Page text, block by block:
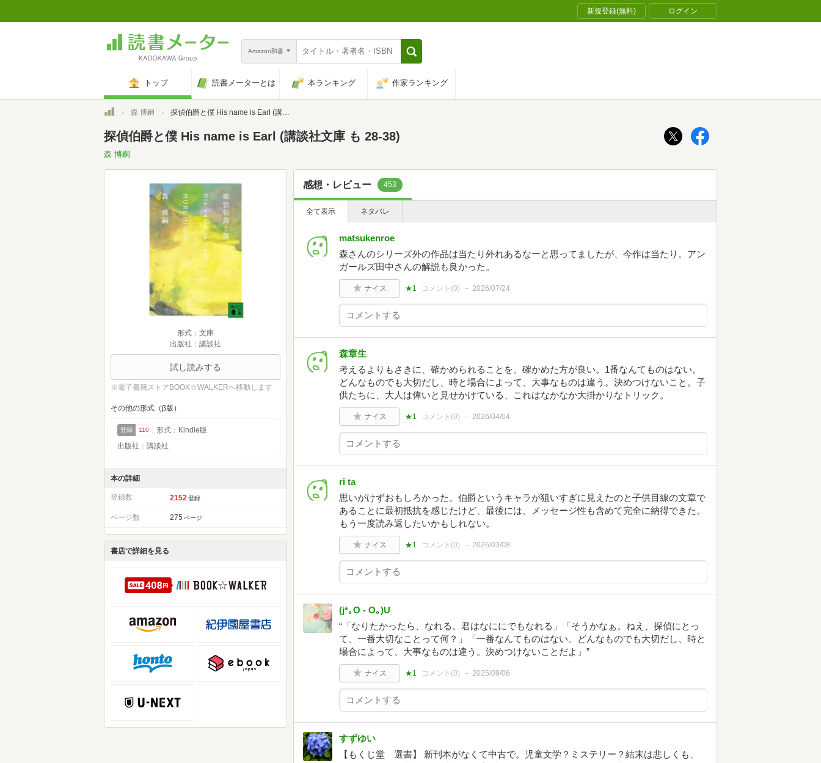
新規登録(無料) ログイン
Amazon和書
トップ 読書メーターとは 本ランキング 作家ランキング
トップ森 博嗣 探偵伯爵と僕 His name is Earl (講談社文庫 も 28-38)
探偵伯爵と僕 His name is Earl (講談社文庫 も 28-38)
森 博嗣
形式：文庫
出版社：講談社
試し読みする
※電子書籍ストアBOOK☆WALKERへ移動します
その他の形式（β版）
登録 110
形式：Kindle版
出版社：講談社
本の詳細
登録数 2152 登録
ページ数 275 ページ
書店で詳細を見る
感想・レビュー 453
全て表示 ネタバレ
matsukenroe
森さんのシリーズ外の作品は当たり外れあるなーと思ってましたが、今作は当たり。アン
ガールズ田中さんの解説も良かった。
ナイス ★1 コメント(0) 2026/07/24
森章生
考えるよりもさきに、確かめられることを、確かめた方が良い。1番なんてものはない。
どんなものでも大切だし、時と場合によって、大事なものは違う。決めつけないこと。子
供たちに、大人は偉いと見せかけている、これはなかなか大掛かりなトリック。
ナイス ★1 コメント(0) 2026/04/04
ri ta
思いがけずおもしろかった。伯爵というキャラが狙いすぎに見えたのと子供目線の文章で
あることに最初抵抗を感じたけど、最後には、メッセージ性も含めて完全に納得できた。
もう一度読み返したいかもしれない。
ナイス ★1 コメント(0) 2026/03/08
(j*｡O ‐ O｡)U
“「なりたかったら、なれる。君はなににでもなれる」「そうかなぁ。ねえ、探偵にとっ
て、一番大切なことって何？」「一番なんてものはない。どんなものでも大切だし、時と
場合によって、大事なものは違う。決めつけないことだよ」”
ナイス ★1 コメント(0) 2025/09/06
すずゆい
【もくじ堂 選書】 新刊本がなくて中古で。児童文学？ミステリー？結末は悲しくも、